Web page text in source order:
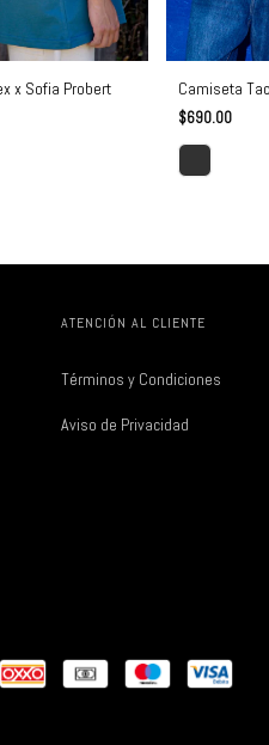
x Sofia Probert Camiseta
$690.00
ATENCIÓN AL CLIENTE
Términos y Condiciones
Aviso de Privacidad